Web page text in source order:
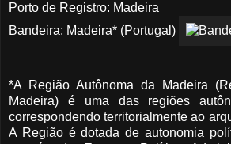
Porto de Registro: Madeira
Bandeira: Madeira* (Portugal)
*A Região Autônoma da Madeira
Madeira) é uma das regiões
correspondendo territorialmente ao
A Região é dotada de autonomia